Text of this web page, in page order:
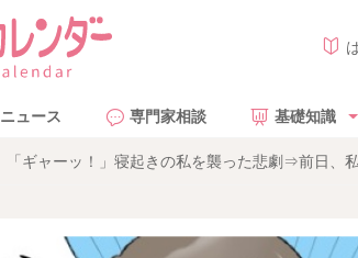
ニュース 専門家相談 基礎知識
「ギャーッ！」寝起きの私を襲った悲劇⇒前日、